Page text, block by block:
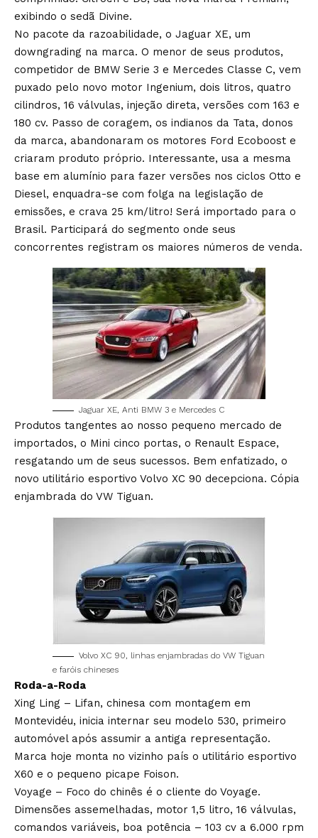
exibindo o sedã Divine.
No pacote da razoabilidade, o Jaguar XE, um
downgrading na marca. O menor de seus produtos,
competidor de BMW Serie 3 e Mercedes Classe C, vem
puxado pelo novo motor Ingenium, dois litros, quatro
cilindros, 16 válvulas, injeção direta, versões com 163 e
180 cv. Passo de coragem, os indianos da Tata, donos
da marca, abandonaram os motores Ford Ecoboost e
criaram produto próprio. Interessante, usa a mesma
base em alumínio para fazer versões nos ciclos Otto e
Diesel, enquadra-se com folga na legislação de
emissões, e crava 25 km/litro! Será importado para o
Brasil. Participará do segmento onde seus
concorrentes registram os maiores números de venda.
Jaguar XE, Anti BMW 3 e Mercedes C
Produtos tangentes ao nosso pequeno mercado de
importados, o Mini cinco portas, o Renault Espace,
resgatando um de seus sucessos. Bem enfatizado, o
novo utilitário esportivo Volvo XC 90 decepciona. Cópia
enjambrada do VW Tiguan.
Volvo XC 90, linhas enjambradas do VW Tiguan
e faróis chineses
Roda-a-Roda
Xing Ling – Lifan, chinesa com montagem em
Montevidéu, inicia internar seu modelo 530, primeiro
automóvel após assumir a antiga representação.
Marca hoje monta no vizinho país o utilitário esportivo
X60 e o pequeno picape Foison.
Voyage – Foco do chinês é o cliente do Voyage.
Dimensões assemelhadas, motor 1,5 litro, 16 válvulas,
comandos variáveis, boa potência – 103 cv a 6.000 rpm